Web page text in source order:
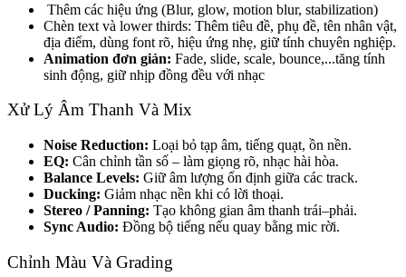
Thêm các hiệu ứng (Blur, glow, motion blur, stabilization)
Chèn text và lower thirds: Thêm tiêu đề, phụ đề, tên nhân vật,
địa điểm, dùng font rõ, hiệu ứng nhẹ, giữ tính chuyên nghiệp.
Animation đơn giản: Fade, slide, scale, bounce,...tăng tính
sinh động, giữ nhịp đồng đều với nhạc
Xử Lý Âm Thanh Và Mix
Noise Reduction: Loại bỏ tạp âm, tiếng quạt, ồn nền.
EQ: Cân chỉnh tần số – làm giọng rõ, nhạc hài hòa.
Balance Levels: Giữ âm lượng ổn định giữa các track.
Ducking: Giảm nhạc nền khi có lời thoại.
Stereo / Panning: Tạo không gian âm thanh trái–phải.
Sync Audio: Đồng bộ tiếng nếu quay bằng mic rời.
Chỉnh Màu Và Grading